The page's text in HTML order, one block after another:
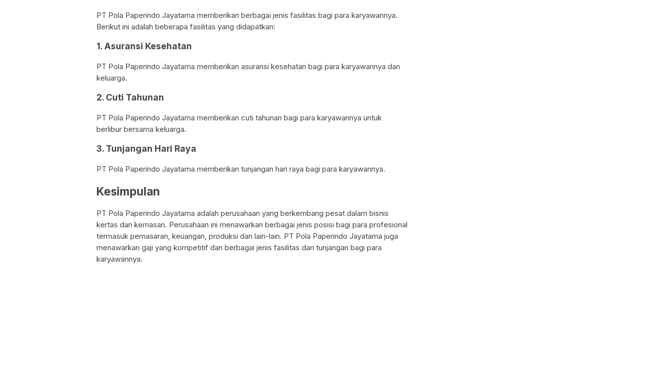
PT Pola Paperindo Jayatama memberikan berbagai jenis fasilitas bagi para karyawannya.
Berikut ini adalah beberapa fasilitas yang didapatkan:
1. Asuransi Kesehatan
PT Pola Paperindo Jayatama memberikan asuransi kesehatan bagi para karyawannya dan
keluarga.
2. Cuti Tahunan
PT Pola Paperindo Jayatama memberikan cuti tahunan bagi para karyawannya untuk
berlibur bersama keluarga.
3. Tunjangan Hari Raya
PT Pola Paperindo Jayatama memberikan tunjangan hari raya bagi para karyawannya.
Kesimpulan
PT Pola Paperindo Jayatama adalah perusahaan yang berkembang pesat dalam bisnis
kertas dan kemasan. Perusahaan ini menawarkan berbagai jenis posisi bagi para profesional
termasuk pemasaran, keuangan, produksi dan lain-lain. PT Pola Paperindo Jayatama juga
menawarkan gaji yang kompetitif dan berbagai jenis fasilitas dan tunjangan bagi para
karyawannya.